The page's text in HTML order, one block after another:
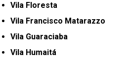
Vila Floresta
Vila Francisco Matarazzo
Vila Guaraciaba
Vila Humaitá